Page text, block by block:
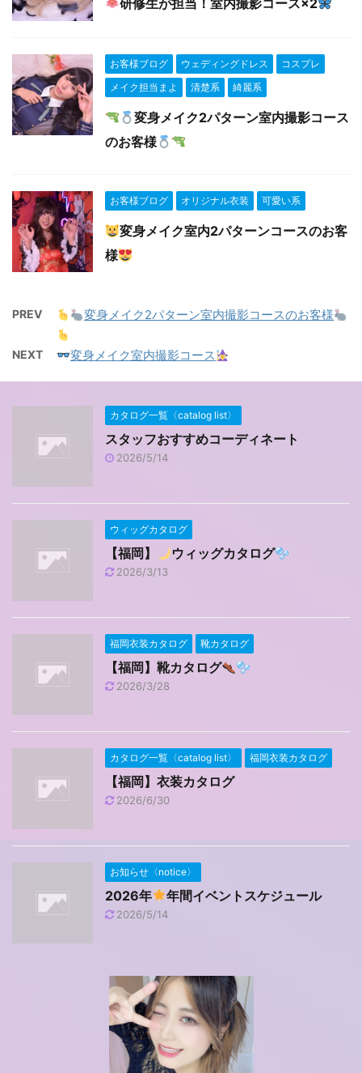
研修生が担当！室内撮影コース×2
お客様ブログ ウェディングドレス
コスプレ
メイク担当まよ
清楚系 綺麗系
変身メイク2パターン室内撮影コース
のお客様
お客様ブログ オリジナル衣装 可愛い系
変身メイク室内2パターンコースのお客
様
PREV 変身メイク2パターン室内撮影コースのお客様
NEXT 変身メイク室内撮影コース
カタログ一覧〈catalog list〉
スタッフおすすめコーディネート
2026/5/14
ウィッグカタログ
【福岡】 ウィッグカタログ
2026/3/13
福岡衣装カタログ 靴カタログ
【福岡】靴カタログ
2026/3/28
カタログ一覧〈catalog list〉 福岡衣装カタログ
【福岡】衣装カタログ
2026/6/30
お知らせ〈notice〉
2026年 年間イベントスケジュール
2026/5/14